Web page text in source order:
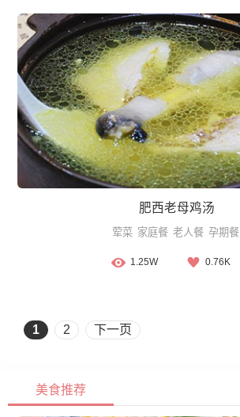
肥西老母鸡汤
荤菜 家庭餐 老人餐 孕期餐
1.25W 0.76K
1 2 下一页
美食推荐